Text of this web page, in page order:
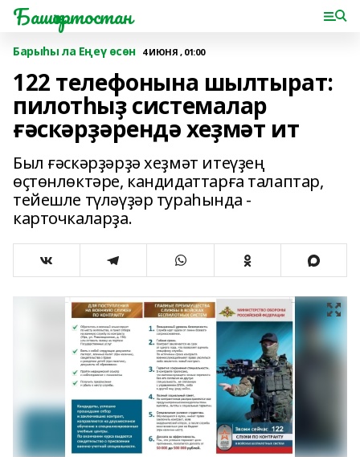
Башҡортостан
Барыһы ла Еңеү өсөн 4 ИЮНЯ , 01:00
122 телефонына шылтырат:
пилотһыҙ системалар
ғәскәрҙәрендә хеҙмәт ит
Был ғәскәрҙәрҙә хеҙмәт итеүҙең
өҫтөнлөктәре, кандидаттарға талаптар,
тейешле түләүҙәр тураһында -
карточкаларҙа.